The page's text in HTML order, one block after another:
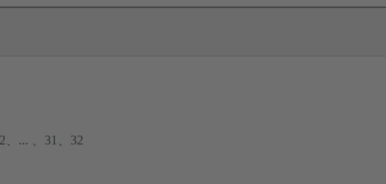
、... 、31、32